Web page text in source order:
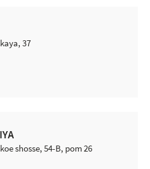
37
shosse, 54-B, pom 26